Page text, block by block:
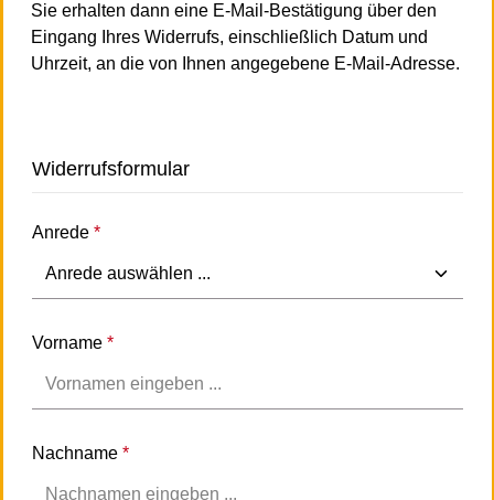
Sie erhalten dann eine E-Mail-Bestätigung über den
Eingang Ihres Widerrufs, einschließlich Datum und
Uhrzeit, an die von Ihnen angegebene E-Mail-Adresse.
Widerrufsformular
Anrede *
Vorname *
Nachname *